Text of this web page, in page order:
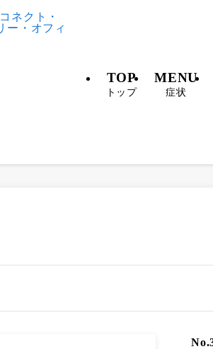
TOP
トップ
MENU
症状